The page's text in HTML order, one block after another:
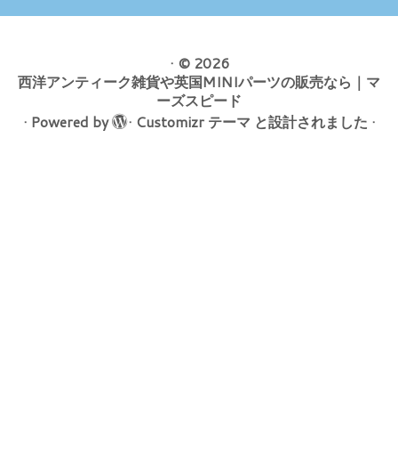
· © 2026
西洋アンティーク雑貨や英国MINIパーツの販売なら｜マ
ーズスピード
· Powered by · Customizr テーマ と設計されました ·